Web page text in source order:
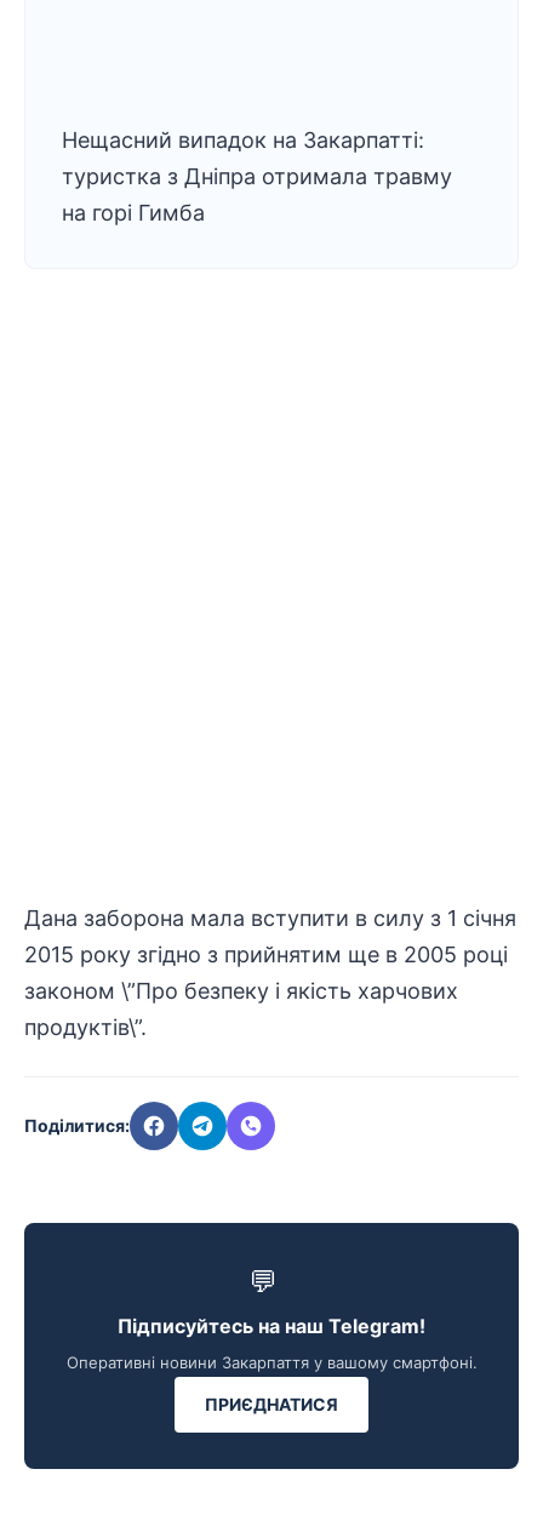
Нещасний випадок на Закарпатті:
туристка з Дніпра отримала травму
на горі Гимба
Дана заборона мала вступити в силу з 1 січня
2015 року згідно з прийнятим ще в 2005 році
законом \”Про безпеку і якість харчових
продуктів\”.
Поділитися:
💬
Підписуйтесь на наш Telegram!
Оперативні новини Закарпаття у вашому смартфоні.
ПРИЄДНАТИСЯ